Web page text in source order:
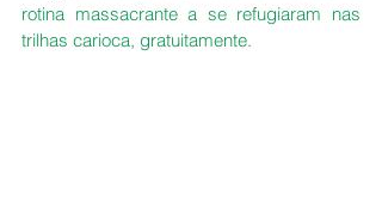
rotina massacrante a se refugiaram nas
trilhas carioca, gratuitamente.